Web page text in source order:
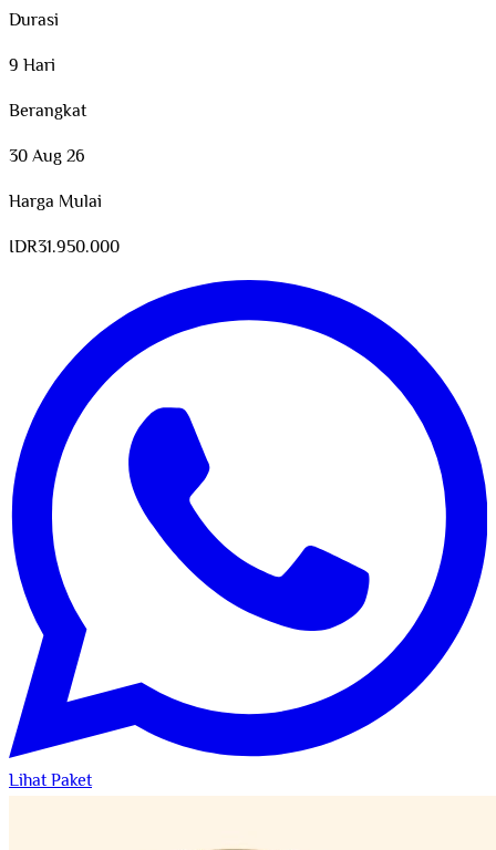
Durasi
9 Hari
Berangkat
30 Aug 26
Harga Mulai
IDR31.950.000
Lihat Paket